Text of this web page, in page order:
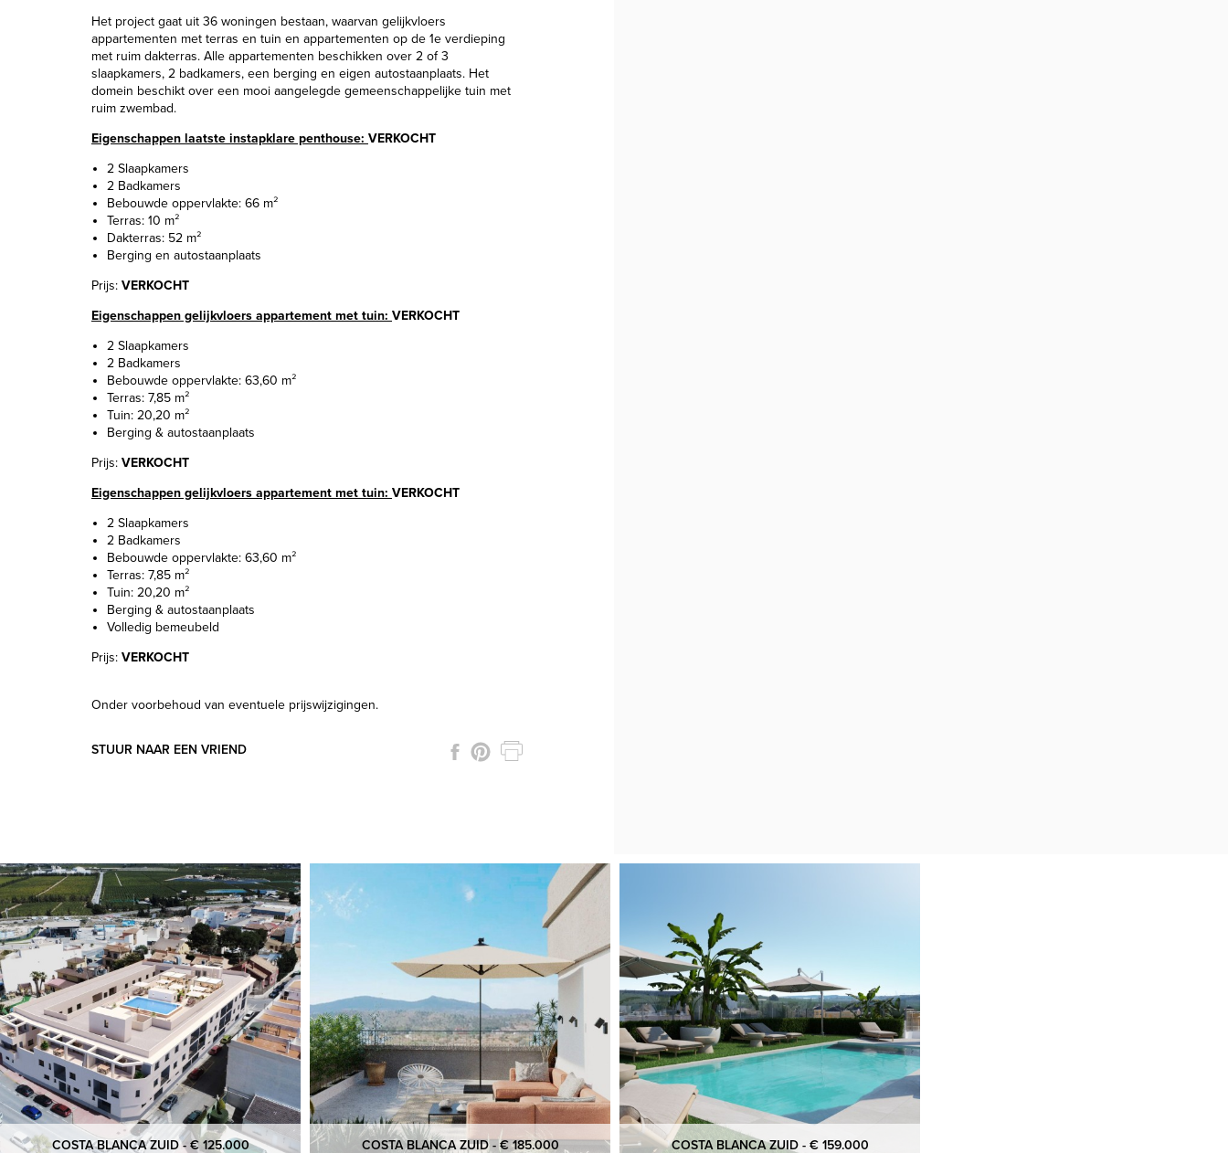
Het project gaat uit 36 woningen bestaan, waarvan gelijkvloers
appartementen met terras en tuin en appartementen op de 1e verdieping
met ruim dakterras. Alle appartementen beschikken over 2 of 3
slaapkamers, 2 badkamers, een berging en eigen autostaanplaats. Het
domein beschikt over een mooi aangelegde gemeenschappelijke tuin met
ruim zwembad.
Eigenschappen laatste instapklare penthouse: VERKOCHT
2 Slaapkamers
2 Badkamers
Bebouwde oppervlakte: 66 m²
Terras: 10 m²
Dakterras: 52 m²
Berging en autostaanplaats
Prijs: VERKOCHT
Eigenschappen gelijkvloers appartement met tuin: VERKOCHT
2 Slaapkamers
2 Badkamers
Bebouwde oppervlakte: 63,60 m²
Terras: 7,85 m²
Tuin: 20,20 m²
Berging & autostaanplaats
Prijs: VERKOCHT
Eigenschappen gelijkvloers appartement met tuin: VERKOCHT
2 Slaapkamers
2 Badkamers
Bebouwde oppervlakte: 63,60 m²
Terras: 7,85 m²
Tuin: 20,20 m²
Berging & autostaanplaats
Volledig bemeubeld
Prijs: VERKOCHT
Onder voorbehoud van eventuele prijswijzigingen.
STUUR NAAR EEN VRIEND
COSTA BLANCA ZUID - € 125.000 COSTA BLANCA ZUID - € 185.000 COSTA BLANCA ZUID - € 159.000